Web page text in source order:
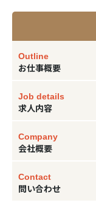
Outline
お仕事概要
Job details
求人内容
Company
会社概要
Contact
問い合わせ